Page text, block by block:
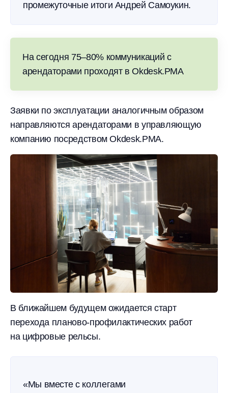
промежуточные итоги Андрей Самоукин.
На сегодня 75–80% коммуникаций с
арендаторами проходят в Okdesk.PMA
Заявки по эксплуатации аналогичным образом
направляются арендаторами в управляющую
компанию посредством Okdesk.PMA.
В ближайшем будущем ожидается старт
перехода планово-профилактических работ
на цифровые рельсы.
«Мы вместе с коллегами